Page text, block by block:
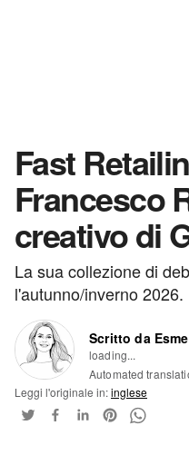
Fast
Francesco
creativo di
La sua collezione di
l'autunno/inverno 2026.
Scritto da
loading...
Automated
Leggi l'originale in:inglese